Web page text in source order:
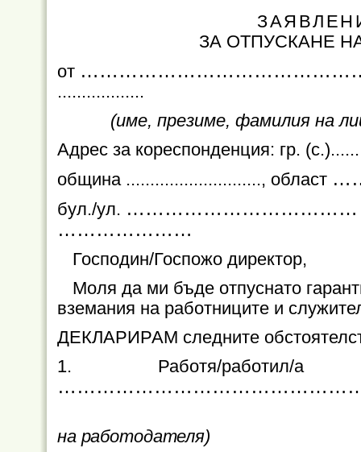
ЗА ОТПУСКАНЕ
от
..................
(име, презиме, фамилия на
Адрес за кореспонденция: гр.
община ............................, област
бул./ул. ………………………………
…………………
Господин/Госпожо директор,
Моля да ми бъде отпуснато
вземания на работниците и
ДЕКЛАРИРАМ следните
1. Работя/
на работодателя)